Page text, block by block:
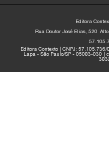
Editora
Rua Doutor José Elias, 520
Editora Contexto | CNPJ:
Lapa - São Paulo/SP - 05083-030 |